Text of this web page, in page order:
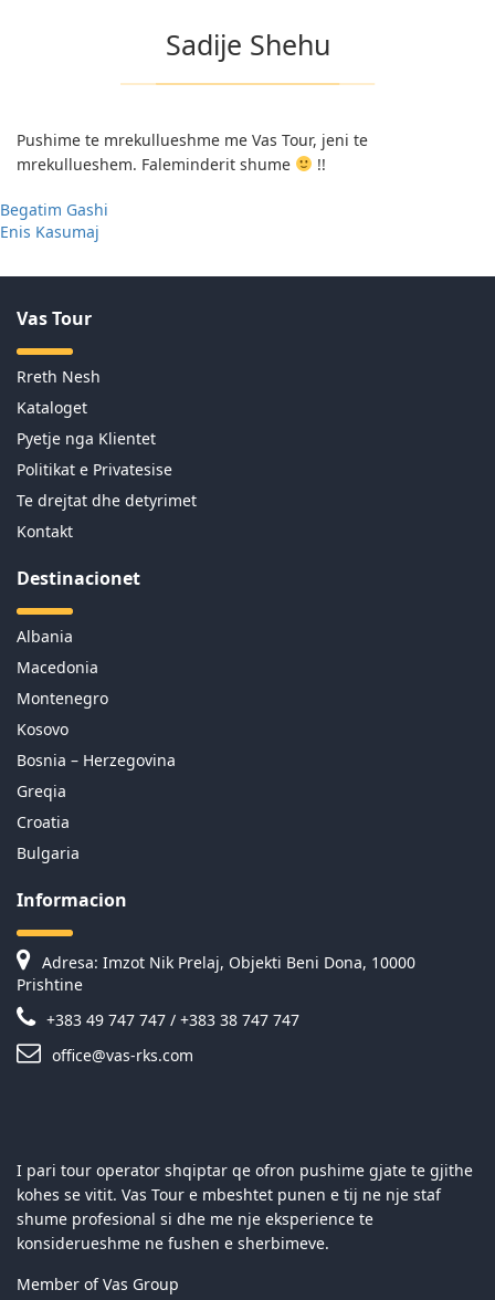
Sadije Shehu
Pushime te mrekullueshme me Vas Tour, jeni te
mrekullueshem. Faleminderit shume
!!
Begatim Gashi
Enis Kasumaj
Vas Tour
Rreth Nesh
Kataloget
Pyetje nga Klientet
Politikat e Privatesise
Te drejtat dhe detyrimet
Kontakt
Destinacionet
Albania
Macedonia
Montenegro
Kosovo
Bosnia – Herzegovina
Greqia
Croatia
Bulgaria
Informacion
Adresa: Imzot Nik Prelaj, Objekti Beni Dona, 10000
Prishtine
+383 49 747 747 / +383 38 747 747
office@vas-rks.com
I pari tour operator shqiptar qe ofron pushime gjate te gjithe
kohes se vitit. Vas Tour e mbeshtet punen e tij ne nje staf
shume profesional si dhe me nje eksperience te
konsiderueshme ne fushen e sherbimeve.
Member of Vas Group